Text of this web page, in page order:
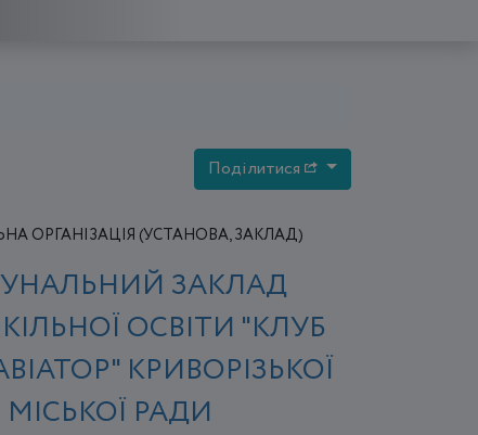
Поділитися
ОРГАНІЗАЦІЯ (УСТАНОВА, ЗАКЛАД)
ЗАКЛАД
ОСВІТИ "КЛУБ
КРИВОРІЗЬКОЇ
МІСЬКОЇ РАДИ